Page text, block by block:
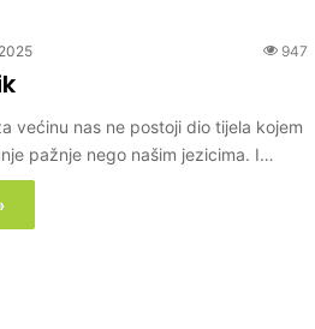
947
većinu nas ne postoji dio tijela kojem
pažnje nego našim jezicima. I…